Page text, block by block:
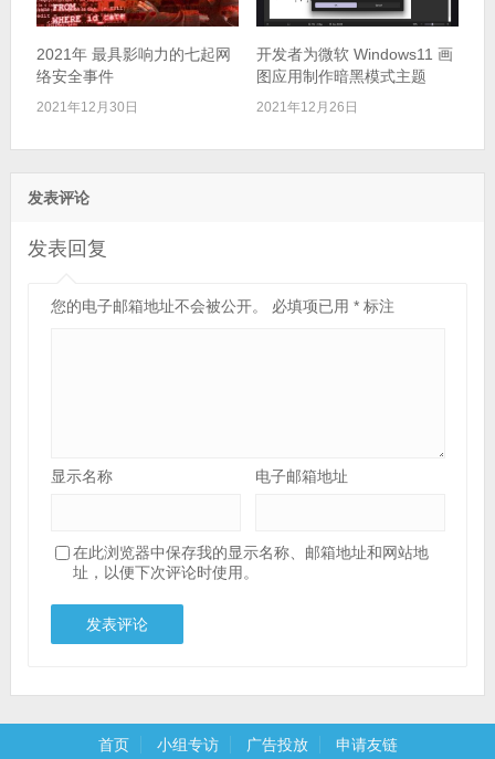
2021年 最具影响力的七起网
络安全事件
2021年12月30日
开发者为微软 Windows11 画
图应用制作暗黑模式主题
2021年12月26日
发表评论
发表回复
您的电子邮箱地址不会被公开。 必填项已用 *标注
显示名称 电子邮箱地址
在此浏览器中保存我的显示名称、邮箱地址和网站地
址，以便下次评论时使用。
首页 小组专访 广告投放 申请友链